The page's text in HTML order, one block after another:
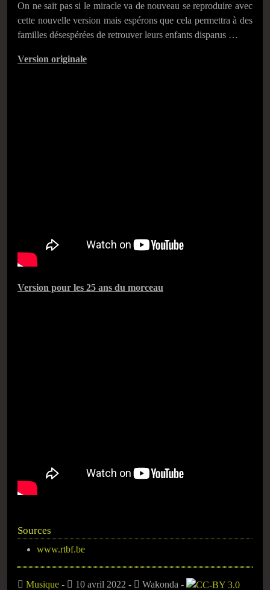
On ne sait pas si le miracle va de nouveau se reproduire avec
cette nouvelle version mais espérons que cela permettra à des
familles désespérées de retrouver leurs enfants disparus …
Version originale
Version pour les 25 ans du morceau
Sources
www.rtbf.be
Musique - 10 avril 2022 - Wakonda -